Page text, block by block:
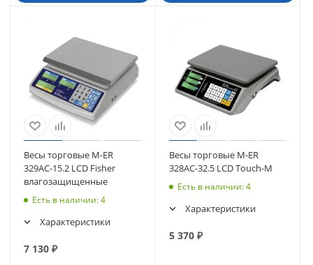
Весы торговые M-ER
329AС-15.2 LCD Fisher
влагозащищенные
Есть в наличии: 4
Характеристики
7 130 ₽
Весы торговые M-ER
328AC-32.5 LCD Touch-M
Есть в наличии: 4
Характеристики
5 370₽